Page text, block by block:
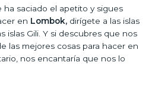
saciado el apetito y sigues
en Lombok, dirígete a las islas
islas Gili. Y si descubres que nos
las mejores cosas para hacer en
nos encantaría que nos lo